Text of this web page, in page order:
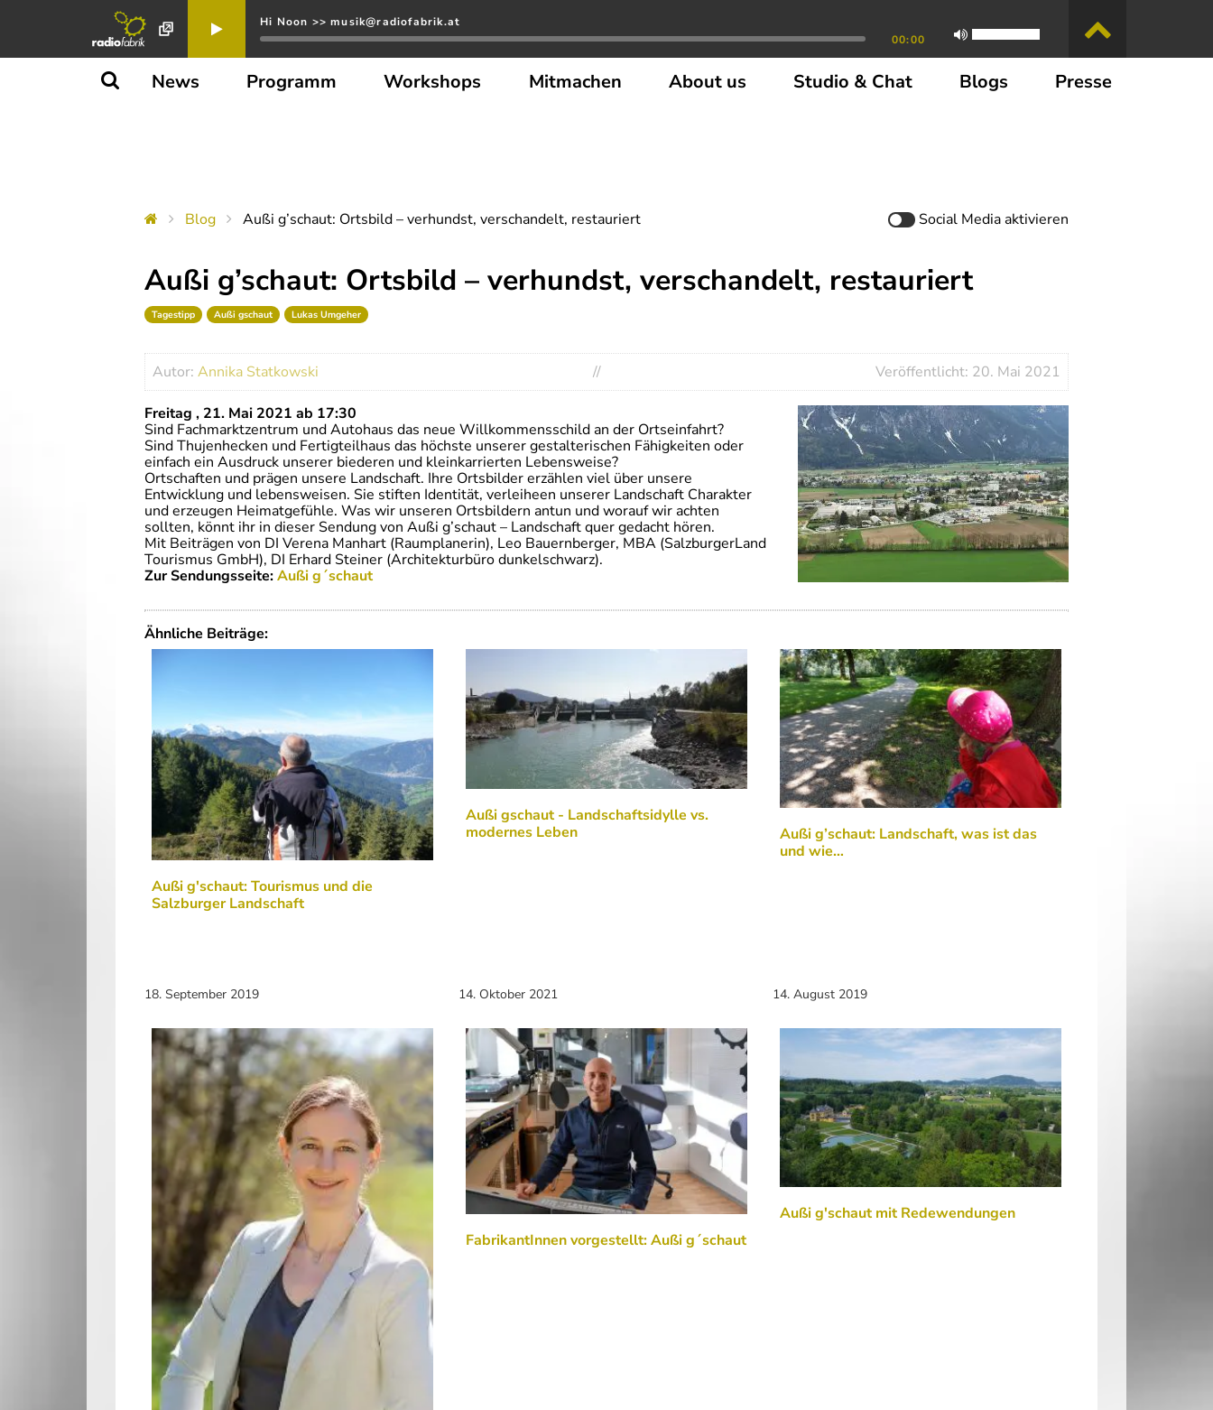
Hi Noon >> musik@radiofabrik.at
00:00
News Programm Workshops Mitmachen About us Studio & Chat Blogs Presse
Blog Außi g’schaut: Ortsbild – verhundst, verschandelt, restauriert Social Mediaaktivieren
Außi g’schaut: Ortsbild – verhundst, verschandelt, restauriert
Tagestipp Außi gschaut Lukas Umgeher
Autor: Annika Statkowski // Veröffentlicht: 20. Mai 2021
Freitag , 21. Mai 2021 ab 17:30
Sind Fachmarktzentrum und Autohaus das neue Willkommensschild an der Ortseinfahrt?
Sind Thujenhecken und Fertigteilhaus das höchste unserer gestalterischen Fähigkeiten oder
einfach ein Ausdruck unserer biederen und kleinkarrierten Lebensweise?
Ortschaften und prägen unsere Landschaft. Ihre Ortsbilder erzählen viel über unsere
Entwicklung und lebensweisen. Sie stiften Identität, verleiheen unserer Landschaft Charakter
und erzeugen Heimatgefühle. Was wir unseren Ortsbildern antun und worauf wir achten
sollten, könnt ihr in dieser Sendung von Außi g’schaut – Landschaft quer gedacht hören.
Mit Beiträgen von DI Verena Manhart (Raumplanerin), Leo Bauernberger, MBA (SalzburgerLand
Tourismus GmbH), DI Erhard Steiner (Architekturbüro dunkelschwarz).
Zur Sendungsseite:Außi g´schaut
Ähnliche Beiträge:
Außi g'schaut: Tourismus und die
Salzburger Landschaft
18. September 2019
Außi gschaut - Landschaftsidylle vs.
modernes Leben
14. Oktober 2021
Außi g’schaut: Landschaft, was ist das
und wie…
14. August 2019
FabrikantInnen vorgestellt: Außi g´schaut
Außi g'schaut mit Redewendungen